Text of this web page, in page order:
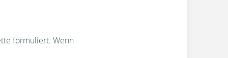
formuliert. Wenn